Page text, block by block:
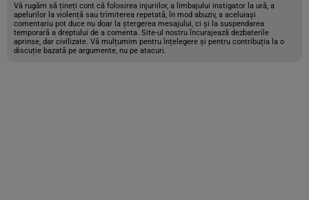
Vă rugăm să țineți cont că folosirea injuriilor, a limbajului instigator la ură, a
apelurilor la violență sau trimiterea repetată, în mod abuziv, a aceluiași
comentariu pot duce nu doar la ștergerea mesajului, ci și la suspendarea
temporară a dreptului de a comenta. Site-ul nostru încurajează dezbaterile
aprinse, dar civilizate. Vă mulțumim pentru înțelegere și pentru contribuția la o
discuție bazată pe argumente, nu pe atacuri.